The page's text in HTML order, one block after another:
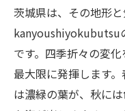
茨城県は、その地形
kanyoushiyokubutsu
です。四季折々の変
最大限に発揮します
は濃緑の葉が、秋に